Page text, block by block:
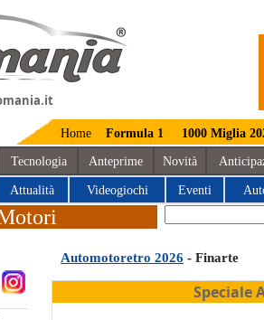
Home Formula 1 1000 Miglia
Tecnologia Anteprime Novità
Attualità Videogiochi Eventi
Automotoretro 2026 - Finarte
Speciale